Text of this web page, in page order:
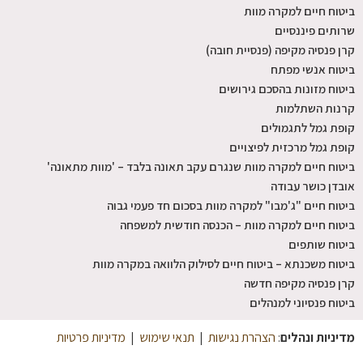
ביטוח חיים למקרה מוות
שרותים פיננסיים
קרן פנסיה מקיפה (פנסיית חובה)
ביטוח אנשי מפתח
ביטוח מזונות בהסכם גירושים
קרנות השתלמות
קופת גמל לתגמולים
קופת גמל מרכזית לפיצויים
ביטוח חיים למקרה מוות שנגרם עקב תאונה בלבד – 'מוות מתאונה'
אובדן כושר עבודה
ביטוח חיים "ג'מבו" למקרה מוות בסכום חד פעמי גבוה
ביטוח חיים למקרה מוות – הכנסה חודשית למשפחה
ביטוח שותפים
ביטוח משכנתא – ביטוח חיים לסילוק הלוואה במקרה מוות
קרן פנסיה מקיפה חדשה
ביטוח פנסיוני למנהלים
מדיניות ונהלים: הצהרת נגישות | תנאי שימוש | מדיניות פרטיות